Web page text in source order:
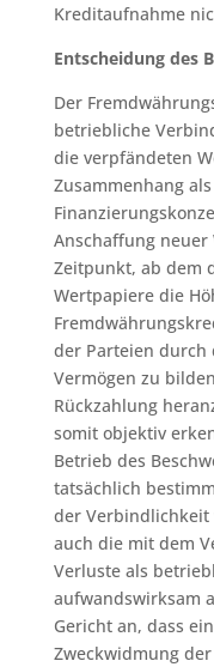
Kreditaufnahme
Entscheidung des
Der
betriebliche
die verpfändeten
Zusammenhang
Anschaffung
Zeitpunkt, ab dem
Wertpapiere die
der Parteien durch
Vermögen zu
Rückzahlung
somit objektiv
Betrieb des
tatsächlich
der Verbindlichkeit
auch die mit dem
Verluste als
aufwandswirksam
Gericht an, dass
Zweckwidmung